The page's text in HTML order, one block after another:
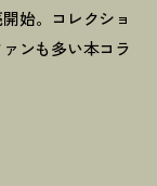
始。コレクショ
ンも多い本コラ